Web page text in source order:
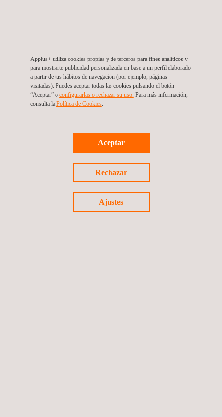
Ingeniería para plantas solares
Consultoría en energía solar
Análisis del ciclo de vida (ACV)
Pruebas de fugas (LT)
Expediting- Servicios de expedición y activación de
Permisos ambientales
Evaluación de Huella de Carbono
Applus+ utiliza cookies propias y de terceros para fines analíticos y
para mostrarte publicidad personalizada en base a un perfil elaborado
a partir de tus hábitos de navegación (por ejemplo, páginas
visitadas). Puedes aceptar todas las cookies pulsando el botón
“Aceptar” o configurarlas o rechazar su uso. Para más información,
consulta la Política de Cookies. ​​
Aceptar
Rechazar
Ajustes